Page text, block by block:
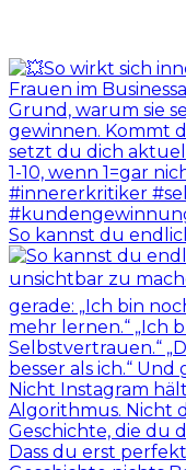
So kannst du